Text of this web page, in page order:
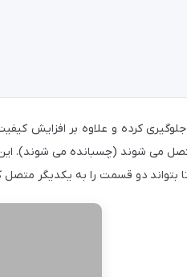
کرده و علاوه بر افزایش
متصل می شوند (چسبانده می شوند).
دو قسمت را به یکدیگر متصل